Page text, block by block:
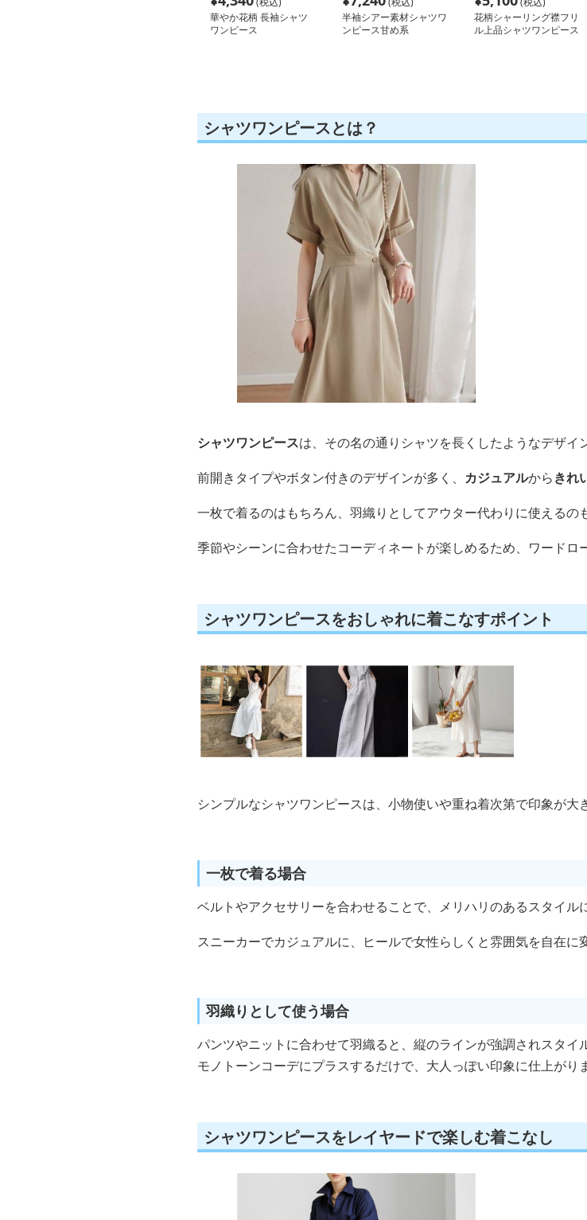
華やか花柄 長袖シャツ
ワンピース
半袖シアー素材シャツワ
ンピース甘め系
花柄シャーリング襟フリ
ル上品シャツワンピース
シャツワンピースとは？
シャツワンピースは、その名の通りシャツを長くしたようなデザイ
前開きタイプやボタン付きのデザインが多く、 カジュアルからきれ
一枚で着るのはもちろん、羽織りとしてアウター代わりに使えるの
季節やシーンに合わせたコーディネートが楽しめるため、ワードロ
シャツワンピースをおしゃれに着こなすポイント
シンプルなシャツワンピースは、小物使いや重ね着次第で印象が大
一枚で着る場合
ベルトやアクセサリーを合わせることで、メリハリのあるスタイルに
スニーカーでカジュアルに、ヒールで女性らしくと雰囲気を自在に
羽織りとして使う場合
パンツやニットに合わせて羽織ると、縦のラインが強調されスタイ
モノトーンコーデにプラスするだけで、大人っぽい印象に仕上がりま
シャツワンピースをレイヤードで楽しむ着こなし